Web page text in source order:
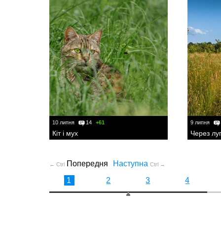
10 липня 14 +61
Кіт і мух
9 липня
Через луг
← Ctrl Попередня Наступна Ctrl →
1 2 3 4